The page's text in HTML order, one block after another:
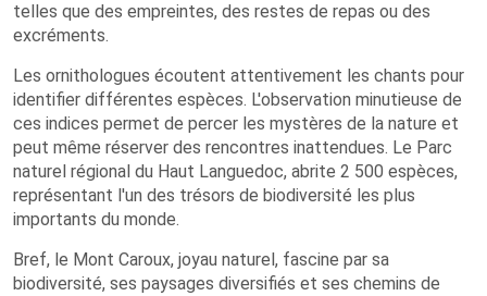
telles que des empreintes, des restes de repas ou des
excréments.
Les ornithologues écoutent attentivement les chants pour
identifier différentes espèces. L'observation minutieuse de
ces indices permet de percer les mystères de la nature et
peut même réserver des rencontres inattendues. Le Parc
naturel régional du Haut Languedoc, abrite 2 500 espèces,
représentant l'un des trésors de biodiversité les plus
importants du monde.
Bref, le Mont Caroux, joyau naturel, fascine par sa
biodiversité, ses paysages diversifiés et ses chemins de